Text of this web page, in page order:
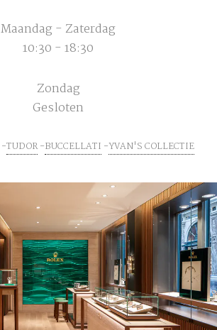
Maandag - Zaterdag
10:30 - 18:30
Zondag
Gesloten
TUDOR BUCCELLATI YVAN'S COLLECTIE